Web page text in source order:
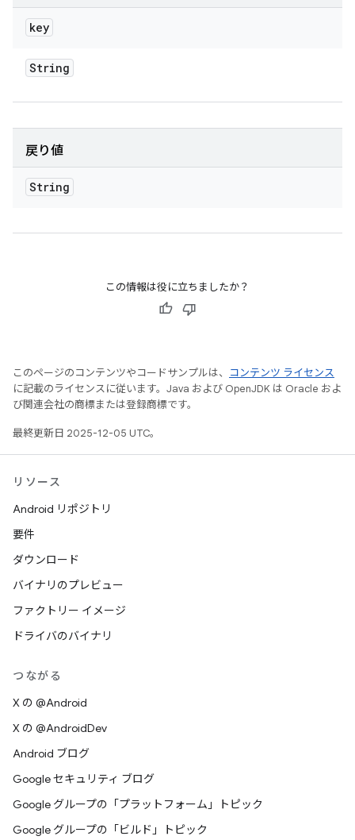
key
String
戻り値
String
この情報は役に立ちましたか？
このページのコンテンツやコードサンプルは、
コンテンツ ライセンス
に記載のライセンスに従います。Java および OpenJDK は Oracle およ
び関連会社の商標または登録商標です。
最終更新日 2025-12-05 UTC。
リソース
Android リポジトリ
要件
ダウンロード
バイナリのプレビュー
ファクトリー イメージ
ドライバのバイナリ
つながる
X の @Android
X の @AndroidDev
Android ブログ
Google セキュリティ ブログ
Google グループの「プラットフォーム」トピック
Google グループの「ビルド」トピック